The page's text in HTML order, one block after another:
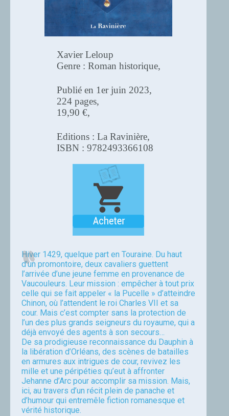
Xavier Leloup
Genre : Roman historique,
Publié en 1er juin 2023,
224 pages,
19,90 €,
Editions : La Ravinière,
ISBN : 9782493366108
Hiver 1429, quelque part en Touraine. Du haut
d’un promontoire, deux cavaliers guettent
l’arrivée d’une jeune femme en provenance de
Vaucouleurs. Leur mission : empêcher à tout prix
celle qui se fait appeler « la Pucelle » d’atteindre
Chinon, où l’attendent le roi Charles VII et sa
cour. Mais c’est compter sans la protection de
l’un des plus grands seigneurs du royaume, qui a
déjà envoyé des agents à son secours…
De sa prodigieuse reconnaissance du Dauphin à
la libération d’Orléans, des scènes de batailles
en armures aux intrigues de cour, revivez les
mille et une péripéties qu’eut à affronter
Jehanne d’Arc pour accomplir sa mission. Mais,
ici, au travers d’un récit plein de panache et
d’humour qui entremêle fiction romanesque et
vérité historique.